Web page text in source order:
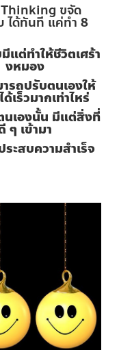
ขจัด
ได้ทันที แค่ทำ 8
แต่ทำให้ชีวิตเศร้า
งหมอง
รถปรับตนเองให้
เร็วมากเท่าไหร่
นเองนั้น มีแต่สิ่งที่
ๆ เข้ามา
ระสบความสำเร็จ